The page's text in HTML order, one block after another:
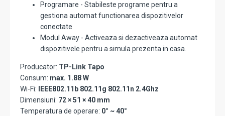
Programare - Stabileste programe pentru a
gestiona automat functionarea dispozitivelor
conectate
Modul Away - Activeaza si dezactiveaza automat
dispozitivele pentru a simula prezenta in casa.
Producator: TP-Link Tapo
Consum: max. 1.88 W
Wi-Fi:
IEEE802.11b 802.11g 802.11n 2.4Ghz
Dimensiuni: 72 × 51 × 40 mm
Temperatura de operare: 0° ~ 40°